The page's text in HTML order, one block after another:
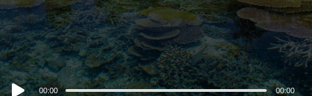
Audio00:00 00:00